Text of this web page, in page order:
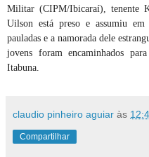
Militar (CIPM/Ibicaraí), tenente
Uilson está preso e assumiu
pauladas e a namorada dele
jovens foram encaminhados
Itabuna.
claudio pinheiro aguiar às
Compartilhar